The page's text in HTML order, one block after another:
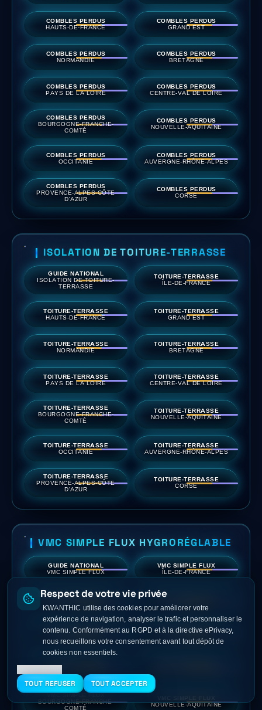
Respect de votre vie privée
KWANTHIC utilise des cookies pour améliorer votre
expérience de navigation, analyser le trafic et personnaliser le
contenu. Conformément au RGPD et à la directive ePrivacy,
nous recueillons votre consentement avant tout dépôt de
cookies non essentiels.
TOUT REFUSER TOUT ACCEPTER
COMBLES PERDUS
HAUTS-DE-FRANCE
COMBLES PERDUS
GRAND EST
COMBLES PERDUS
NORMANDIE
COMBLES PERDUS
BRETAGNE
COMBLES PERDUS
PAYS DE LA LOIRE
COMBLES PERDUS
CENTRE-VAL DE LOIRE
COMBLES PERDUS
BOURGOGNE-FRANCHE-
COMTÉ
COMBLES PERDUS
NOUVELLE-AQUITAINE
COMBLES PERDUS
OCCITANIE
COMBLES PERDUS
AUVERGNE-RHÔNE-ALPES
COMBLES PERDUS
PROVENCE-ALPES-CÔTE
D'AZUR
COMBLES PERDUS
CORSE
ISOLATION DE TOITURE-TERRASSE
GUIDE NATIONAL
ISOLATION DE TOITURE-
TERRASSE
TOITURE-TERRASSE
ÎLE-DE-FRANCE
TOITURE-TERRASSE
HAUTS-DE-FRANCE
TOITURE-TERRASSE
GRAND EST
TOITURE-TERRASSE
NORMANDIE
TOITURE-TERRASSE
BRETAGNE
TOITURE-TERRASSE
PAYS DE LA LOIRE
TOITURE-TERRASSE
CENTRE-VAL DE LOIRE
TOITURE-TERRASSE
BOURGOGNE-FRANCHE-
COMTÉ
TOITURE-TERRASSE
NOUVELLE-AQUITAINE
TOITURE-TERRASSE
OCCITANIE
TOITURE-TERRASSE
AUVERGNE-RHÔNE-ALPES
TOITURE-TERRASSE
PROVENCE-ALPES-CÔTE
D'AZUR
TOITURE-TERRASSE
CORSE
VMC SIMPLE FLUX HYGRORÉGLABLE
GUIDE NATIONAL
VMC SIMPLE FLUX
VMC SIMPLE FLUX
ÎLE-DE-FRANCE
VMC SIMPLE FLUX
HAUTS-DE-FRANCE
VMC SIMPLE FLUX
GRAND EST
VMC SIMPLE FLUX
NORMANDIE
VMC SIMPLE FLUX
BRETAGNE
VMC SIMPLE FLUX
VMC SIMPLE FLUX
BOURGOGNE-FRANCHE-
COMTÉ
NOUVELLE-AQUITAINE